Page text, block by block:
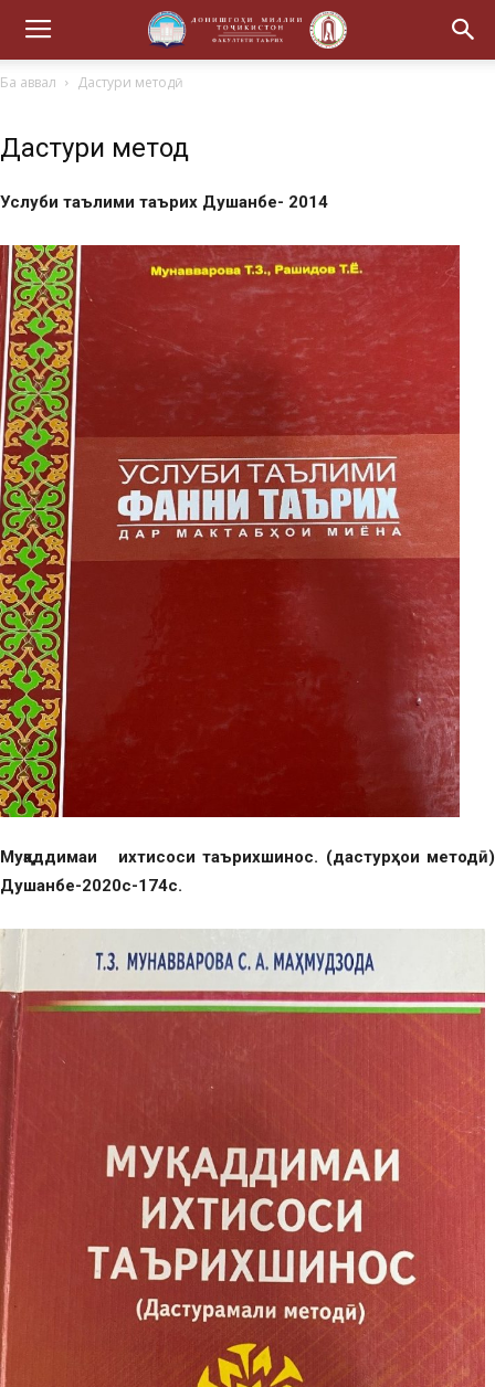
Ба аввал Дастури методӣ
Дастури методӣ
Услуби таълими таърих Душанбе- 2014
Муқаддимаи ихтисоси таърихшинос. (дастурҳои методӣ)
Душанбе-2020с-174с.